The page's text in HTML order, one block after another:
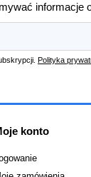
informacje
Polityka
konto